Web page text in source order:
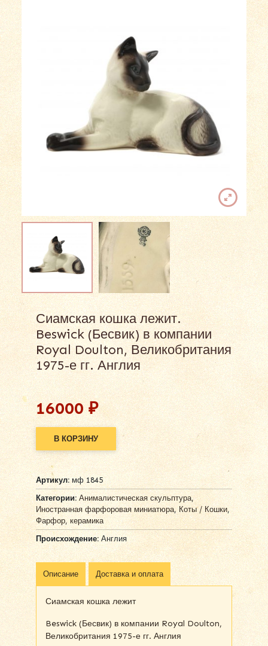
Сиамская кошка лежит.
Beswick (Бесвик) в компании
Royal Doulton, Великобритания
1975-е гг. Англия
16000₽
В КОРЗИНУ
Alternative:
Артикул:мф 1845
Категории: Анималистическая скульптура,
Иностранная фарфоровая миниатюра,Коты / Кошки,
Фарфор, керамика
Происхождение:Англия
Описание Доставка и оплата
Сиамская кошка лежит
Beswick (Бесвик) в компании Royal Doulton,
Великобритания 1975-е гг. Англия